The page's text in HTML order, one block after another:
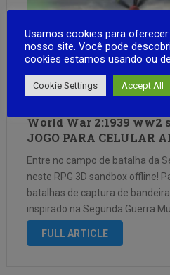
World War 2:1939 ww2
JOGO PARA CELULAR
Entre no campo de batalha da
neste RPG 3D sandbox offline!
batalhas de captura de
inspirado na Segunda Guerra
equipe vermelha ou pela
FULL ARTICLE
Usamos cookies para
nosso site. Você pode
cookies estamos usando ou
Cookie Settings Accept All